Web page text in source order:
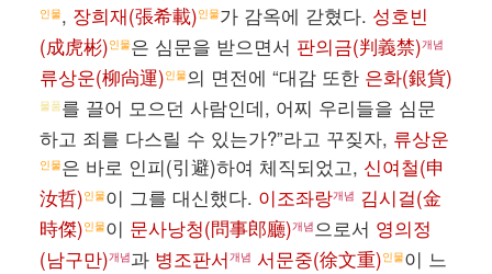
인물, 장희재(張希載)인물가 감옥에 갇혔다. 성호빈
(成虎彬)인물은 심문을 받으면서 판의금(判義禁)개념
류상운(柳尙運)인물의 면전에 “대감 또한 은화(銀貨)
물품를 끌어 모으던 사람인데, 어찌 우리들을 심문
하고 죄를 다스릴 수 있는가?”라고 꾸짖자, 류상운
인물은 바로 인피(引避)하여 체직되었고, 신여철(申
汝哲)인물이 그를 대신했다. 이조좌랑개념 김시걸(金
時傑)인물이 문사낭청(問事郎廳)개념으로서 영의정
(남구만)개념과 병조판서 개념 서문중(徐文重)인물이 느